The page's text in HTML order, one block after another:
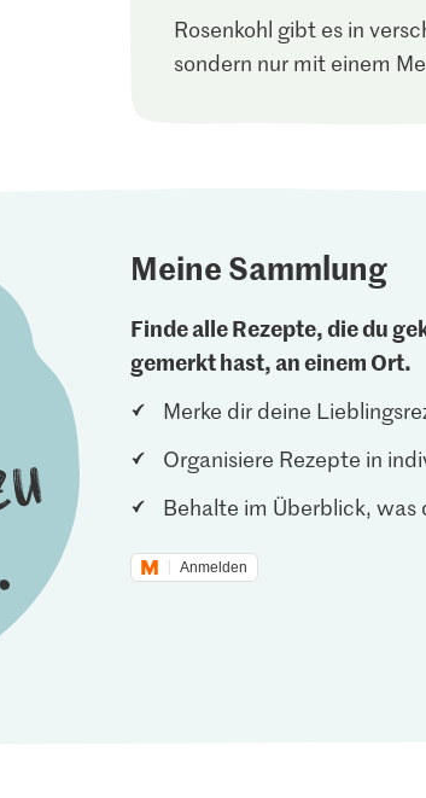
Rosenkohl gibt es in
sondern nur mit einem
Meine Sammlung
Finde alle Rezepte, die du
gemerkt hast, an einem Ort.
Merke dir deine
Organisiere Rezepte in
Behalte im Überblick,
Anmelden